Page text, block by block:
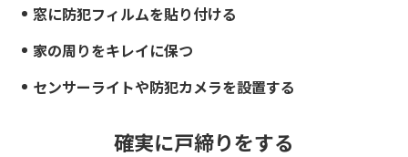
窓に防犯フィルムを貼り付ける
家の周りをキレイに保つ
センサーライトや防犯カメラを設置する
確実に戸締りをする